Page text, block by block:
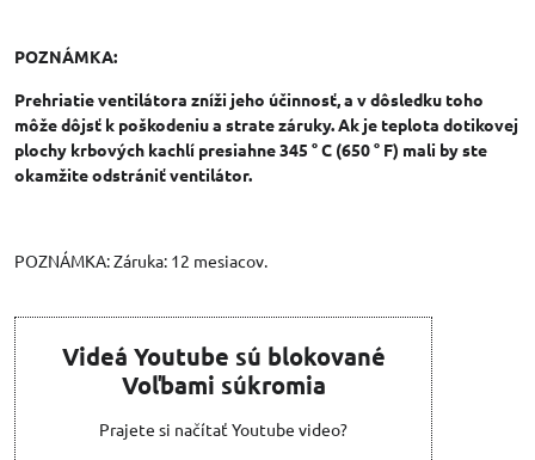
POZNÁMKA:
Prehriatie ventilátora zníži jeho účinnosť, a v dôsledku toho
môže dôjsť k poškodeniu a strate záruky. Ak je teplota dotikovej
plochy krbových kachlí presiahne 345 ° C (650 ° F) mali by ste
okamžite odstrániť ventilátor.
POZNÁMKA: Záruka: 12 mesiacov.
Videá Youtube sú blokované
Voľbami súkromia
Prajete si načítať Youtube video?